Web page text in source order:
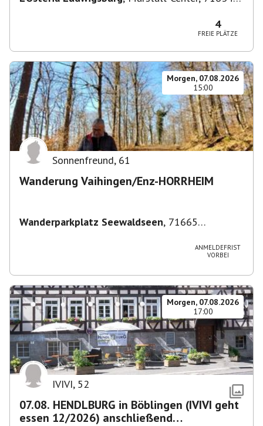
4
FREIE PLÄTZE
Morgen, 07.08.2026
15:00
Sonnenfreund, 61
Wanderung Vaihingen/Enz-HORRHEIM
Wanderparkplatz Seewaldseen, 71665
ANMELDEFRIST
VORBEI
Morgen, 07.08.2026
17:00
IVIVI, 52
07.08. HENDLBURG in Böblingen (IVIVI geht
essen 12/2026) anschließend